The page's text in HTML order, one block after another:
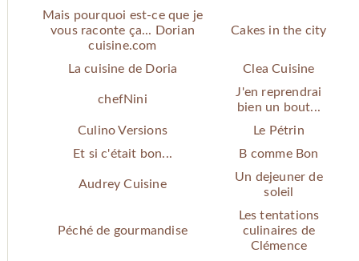
Mais pourquoi est-ce que je
vous raconte ça... Dorian
cuisine.com
Cakes in the city
La cuisine de Doria Clea Cuisine
chefNini
J'en reprendrai
bien un bout...
Culino Versions
Le Pétrin
Et si c'était bon...
B comme Bon
Audrey Cuisine
Un dejeuner de
soleil
Péché de gourmandise
Les tentations
culinaires de
Clémence